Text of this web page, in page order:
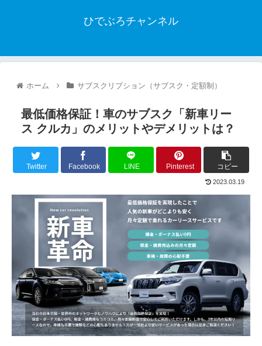
ひでぶろチャンネル
ホーム サブスクリプション（サブスク・定額制）
最低価格保証！車のサブスク「新車リー
ス クルカ」のメリットやデメリットは？
Twitter Facebook LINE Pinterest コピー
2023.03.19